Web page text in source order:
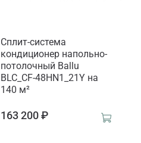
Сплит-система
кондиционер напольно-
потолочный Ballu
BLC_CF-48HN1_21Y на
140 м²
163 200 ₽